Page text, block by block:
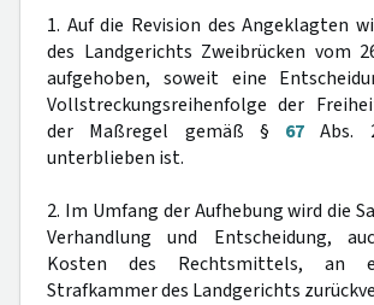
1. Auf die Revision des Angeklagten
des Landgerichts Zweibrücken vom
aufgehoben, soweit eine
Vollstreckungsreihenfolge der
der Maßregel gemäß § 67 Abs.
unterblieben ist.
2. Im Umfang der Aufhebung wird die
Verhandlung und Entscheidung,
Kosten des Rechtsmittels, an
Strafkammer des Landgerichts